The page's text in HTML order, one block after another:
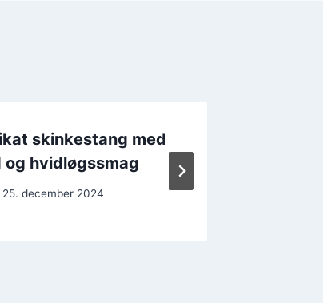
skinkestang med
og hvidløgssmag
25. december 2024